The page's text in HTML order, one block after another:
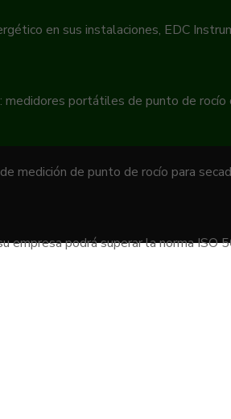
en sus instalaciones, EDC
portátiles de punto de
medición de punto de rocío para
empresa podrá superar la norma ISO